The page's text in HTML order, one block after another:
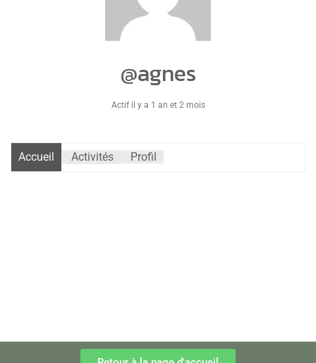
@agnes
Actif il y a 1 an et 2 mois
Accueil Activités Profil